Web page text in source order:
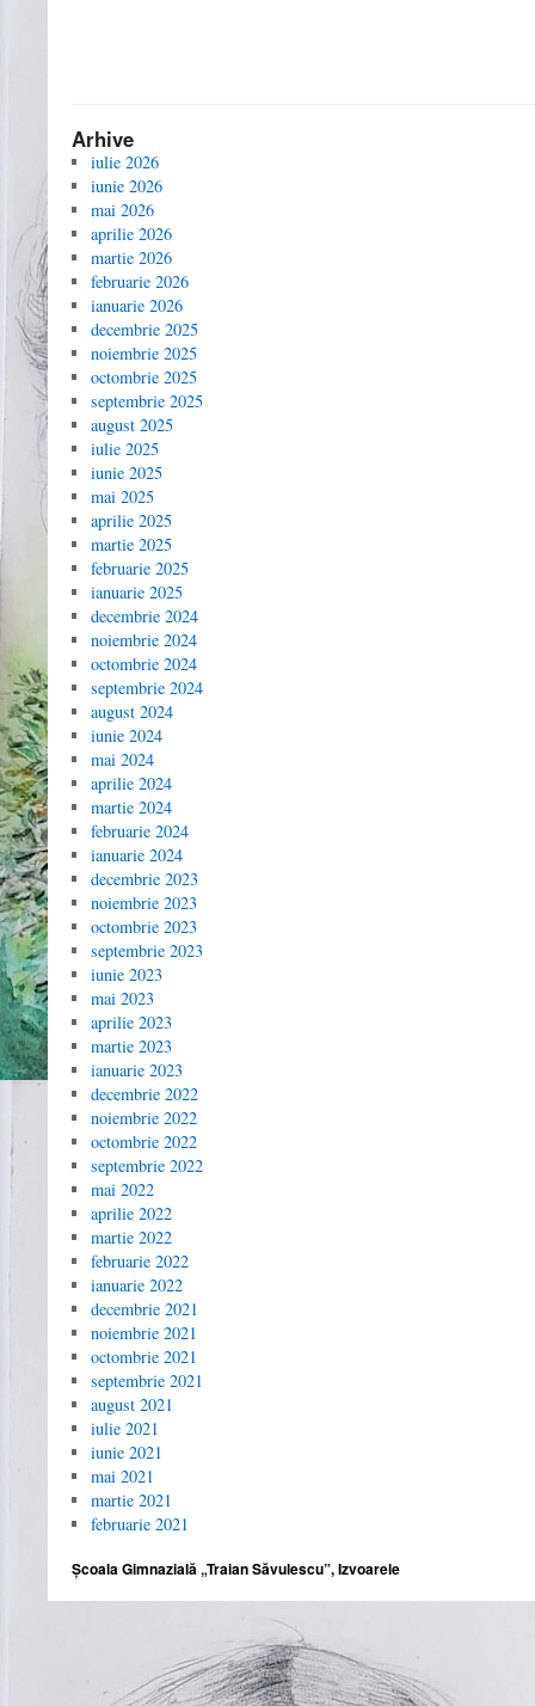
Arhive
iulie 2026
iunie 2026
mai 2026
aprilie 2026
martie 2026
februarie 2026
ianuarie 2026
decembrie 2025
noiembrie 2025
octombrie 2025
septembrie 2025
august 2025
iulie 2025
iunie 2025
mai 2025
aprilie 2025
martie 2025
februarie 2025
ianuarie 2025
decembrie 2024
noiembrie 2024
octombrie 2024
septembrie 2024
august 2024
iunie 2024
mai 2024
aprilie 2024
martie 2024
februarie 2024
ianuarie 2024
decembrie 2023
noiembrie 2023
octombrie 2023
septembrie 2023
iunie 2023
mai 2023
aprilie 2023
martie 2023
ianuarie 2023
decembrie 2022
noiembrie 2022
octombrie 2022
septembrie 2022
mai 2022
aprilie 2022
martie 2022
februarie 2022
ianuarie 2022
decembrie 2021
noiembrie 2021
octombrie 2021
septembrie 2021
august 2021
iulie 2021
iunie 2021
mai 2021
martie 2021
februarie 2021
Școala Gimnazială „Traian Săvulescu”, Izvoarele